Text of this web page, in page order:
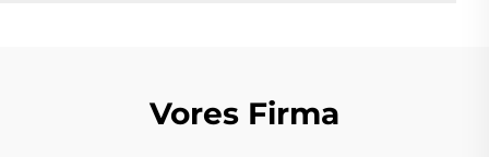
Vores Firma